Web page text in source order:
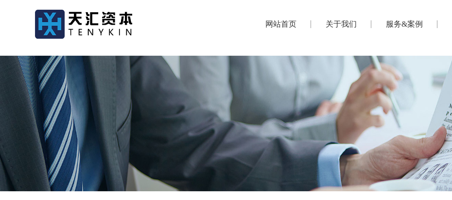
网站首页 关于我们 服务&案例